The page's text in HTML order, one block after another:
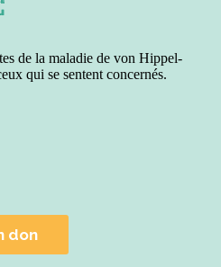
de la maladie de von Hippel-
qui se sentent concernés.
don